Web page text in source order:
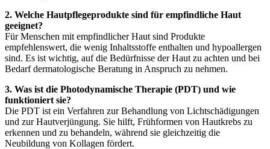
2. Welche Hautpflegeprodukte sind für empfindliche Haut
geeignet?
Für Menschen mit empfindlicher Haut sind Produkte
empfehlenswert, die wenig Inhaltsstoffe enthalten und hypoallergen
sind. Es ist wichtig, auf die Bedürfnisse der Haut zu achten und bei
Bedarf dermatologische Beratung in Anspruch zu nehmen.
3. Was ist die Photodynamische Therapie (PDT) und wie
funktioniert sie?
Die PDT ist ein Verfahren zur Behandlung von Lichtschädigungen
und zur Hautverjüngung. Sie hilft, Frühformen von Hautkrebs zu
erkennen und zu behandeln, während sie gleichzeitig die
Neubildung von Kollagen fördert.